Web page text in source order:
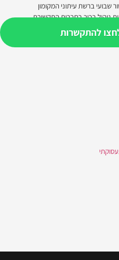
שבועי ברשת עיתוני המקומון
ואימון. מאחורי 20 שנות ניהול בכיר בחברות התקשורת
להתקשרות